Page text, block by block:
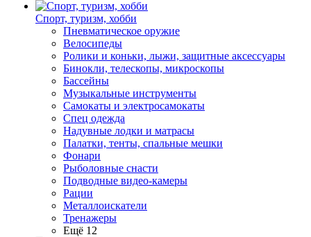
Спорт, туризм, хобби
Пневматическое оружие
Велосипеды
Ролики и коньки, лыжи, защитные аксессуары
Бинокли, телескопы, микроскопы
Бассейны
Музыкальные инструменты
Самокаты и электросамокаты
Спец одежда
Надувные лодки и матрасы
Палатки, тенты, спальные мешки
Фонари
Рыболовные снасти
Подводные видео-камеры
Рации
Металлоискатели
Тренажеры
Ещё 12